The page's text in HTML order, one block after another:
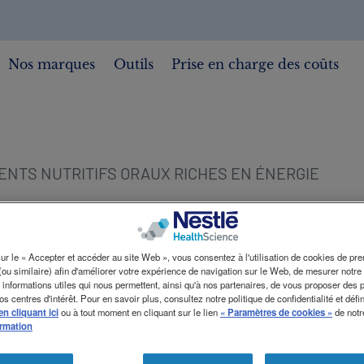
Nos marques Outils Prise en charge des coûts
NUTRITIFS ORAUX RICHES EN ÉNERGIE
le « Accepter et accéder au site Web », vous consentez à l'utilisation de cookies de
similaire) afin d'améliorer votre expérience de navigation sur le Web, de mesurer notre
utiles qui nous permettent, ainsi qu'à nos partenaires, de vous proposer des
centres d'intérêt. Pour en savoir plus, consultez notre politique de confidentialité et
cliquant iciou à tout moment en cliquant sur le lien « Paramètres de cookies »de